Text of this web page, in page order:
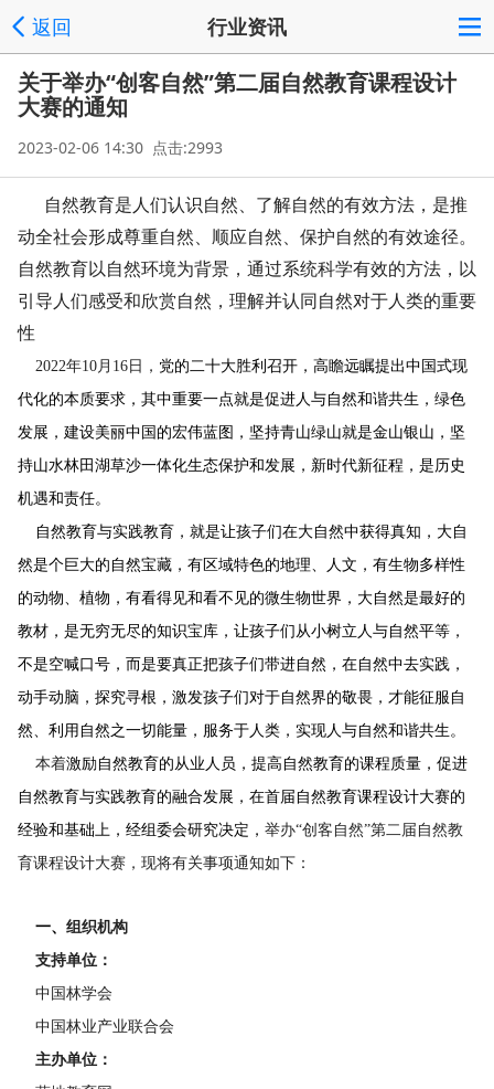
返回 行业资讯
关于举办“创客自然”第二届自然教育课程设计
大赛的通知
2023-02-06 14:30 点击:2993
自然教育是人们认识自然、了解自然的有效方法，是推
动全社会形成尊重自然、顺应自然、保护自然的有效途径。
自然教育以自然环境为背景，通过系统科学有效的方法，以
引导人们感受和欣赏自然，理解并认同自然对于人类的重要
性
2022年10月16日， 党的二十大胜利召开，高瞻远瞩提出中国式现
代化的本质要求，其中重要一点就是促进人与自然和谐共生，绿色
发展，建设美丽中国的宏伟蓝图，坚持青山绿山就是金山银山，坚
持山水林田湖草沙一体化生态保护和发展，新时代新征程，是历史
机遇和责任。
自然教育与实践教育，就是让孩子们在大自然中获得真知，大自
然是个巨大的自然宝藏，有区域特色的地理、人文，有生物多样性
的动物、植物，有看得见和看不见的微生物世界，大自然是最好的
教材，是无穷无尽的知识宝库，让孩子们从小树立人与自然平等，
不是空喊口号，而是要真正把孩子们带进自然，在自然中去实践，
动手动脑，探究寻根，激发孩子们对于自然界的敬畏，才能征服自
然、利用自然之一切能量，服务于人类，实现人与自然和谐共生。
本着激励自然教育的从业人员，提高自然教育的课程质量，促进
自然教育与实践教育的融合发展，在首届自然教育课程设计大赛的
经验和基础上，经组委会研究决定， 举办“创客自然”第二届自然教
育课程设计大赛，现将有关事项通知如下：
一、 组织机构
支持单位：
中国林学会
中国林业产业联合会
主办单位：